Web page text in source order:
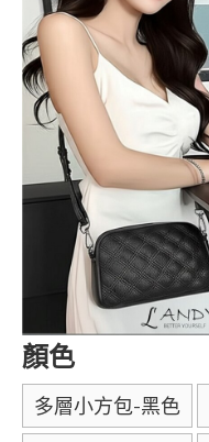
顏色
多層小方包-黑色